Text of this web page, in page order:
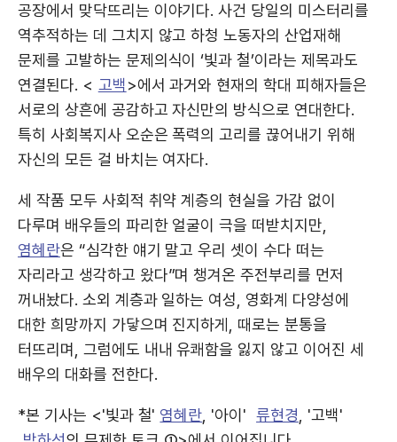
공장에서 맞닥뜨리는 이야기다. 사건 당일의 미스터리를
역추적하는 데 그치지 않고 하청 노동자의 산업재해
문제를 고발하는 문제의식이 ‘빛과 철’이라는 제목과도
연결된다. < 고백>에서 과거와 현재의 학대 피해자들은
서로의 상흔에 공감하고 자신만의 방식으로 연대한다.
특히 사회복지사 오순은 폭력의 고리를 끊어내기 위해
자신의 모든 걸 바치는 여자다.
세 작품 모두 사회적 취약 계층의 현실을 가감 없이
다루며 배우들의 파리한 얼굴이 극을 떠받치지만,
염혜란은 “심각한 얘기 말고 우리 셋이 수다 떠는
자리라고 생각하고 왔다”며 챙겨온 주전부리를 먼저
꺼내놨다. 소외 계층과 일하는 여성, 영화계 다양성에
대한 희망까지 가닿으며 진지하게, 때로는 분통을
터뜨리며, 그럼에도 내내 유쾌함을 잃지 않고 이어진 세
배우의 대화를 전한다.
*본 기사는 <'빛과 철' 염혜란 , '아이' 류현경 , '고백'